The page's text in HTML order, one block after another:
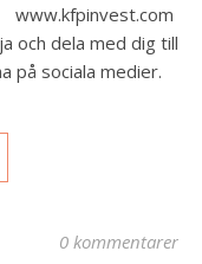
www.kfpinvest.com
och dela med dig till
på sociala medier.
0 kommentarer